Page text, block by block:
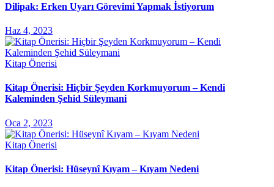
Dilipak: Erken Uyarı Görevimi Yapmak İstiyorum
Haz 4, 2023
Kitap Önerisi
Kitap Önerisi: Hiçbir Şeyden Korkmuyorum – Kendi
Kaleminden Şehid Süleymani
Oca 2, 2023
Kitap Önerisi
Kitap Önerisi: Hüseynî Kıyam – Kıyam Nedeni